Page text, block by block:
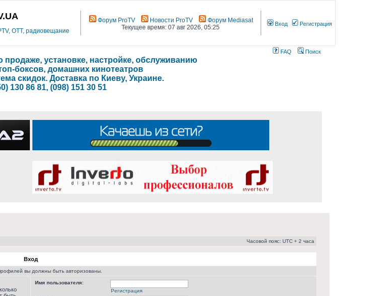
OTT, радиовещание
Форум ProTV Новости ProTV
Форум Mediasat
Текущее время: 07 авг 2026, 05:25
Вход Регистрация
FAQ Поиск
продаже, установке, настройке, обслуживанию
боксов, домашних кинотеатров
скидок. Доставка по Киеву, Украине.
130 86 81, (098) 151 30 51
Часовой пояс: UTC + 2 часа
Вход
вы должны быть авторизованы.
Имя пользователя:
Регистрация